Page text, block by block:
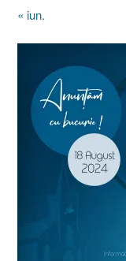
« iun.